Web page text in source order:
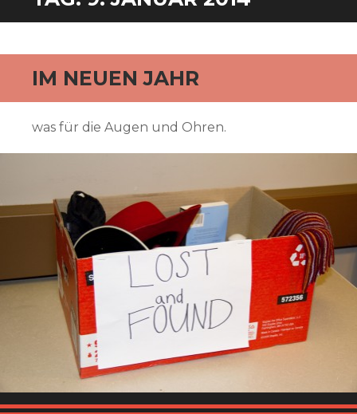
IM NEUEN JAHR
was für die Augen und Ohren.